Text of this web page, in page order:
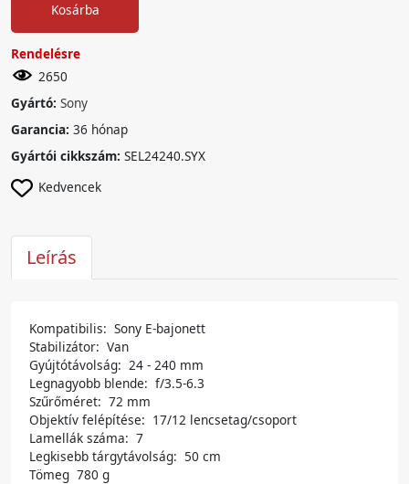
Kosárba
Rendelésre
2650
Gyártó: Sony
Garancia: 36 hónap
Gyártói cikkszám: SEL24240.SYX
Kedvencek
Leírás
Kompatibilis: Sony E-bajonett
Stabilizátor: Van
​Gyújtótávolság: 24 - 240 mm
Legnagyobb blende: f/3.5-6.3
Szűrőméret: 72 mm
Objektív felépítése: 17/12 lencsetag/csoport
Lamellák száma: 7
Legkisebb tárgytávolság: 50 cm
Tömeg 780 g